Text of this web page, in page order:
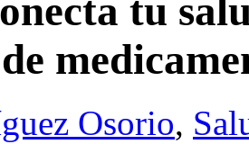
tu
Osorio,